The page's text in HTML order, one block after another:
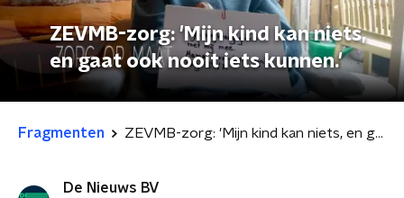
ZEVMB-zorg: 'Mijn kind kan niets,
en gaat ook nooit iets kunnen.'
Fragmenten ZEVMB-zorg: 'Mijn kind kan niets, en gaat ook nooit iets kunnen.'
De Nieuws BV